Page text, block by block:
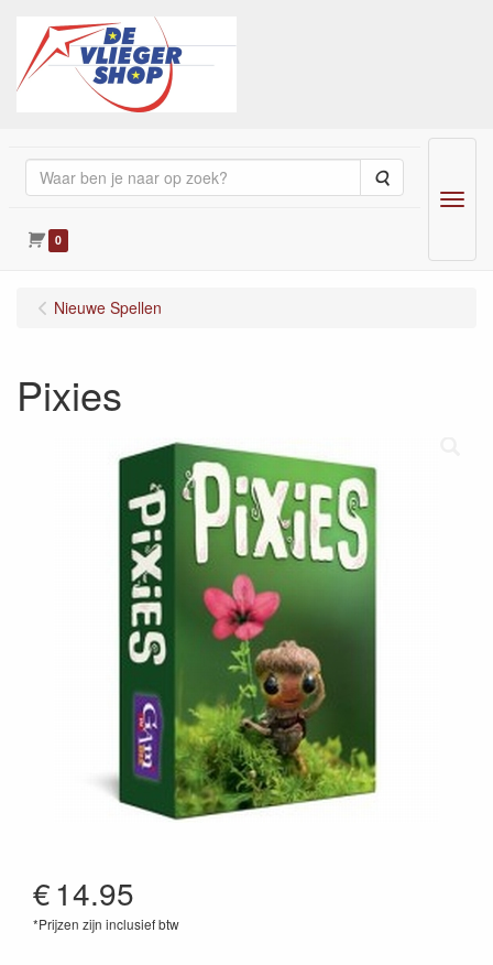
Zoeken
0
Menu
Nieuwe Spellen
Pixies
€14.95
*Prijzen zijn inclusief btw